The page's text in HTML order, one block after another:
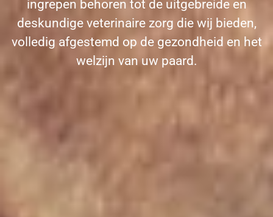
ingrepen behoren tot de uitgebreide en
deskundige veterinaire zorg die wij bieden,
volledig afgestemd op de gezondheid en het
welzijn van uw paard.